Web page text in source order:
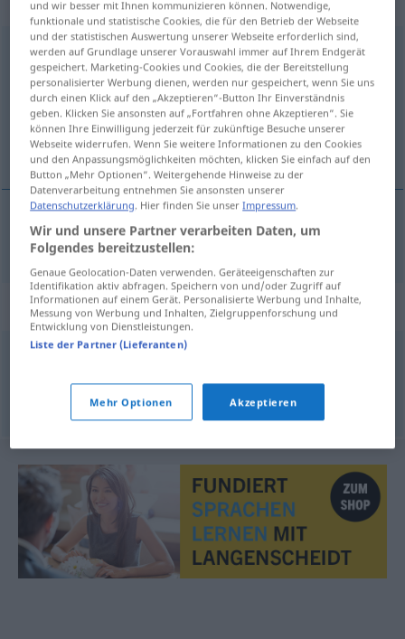
Haushaltsdefizitn
Übersicht aller Übersetzungen
(Für mehr Details die Übersetzung anklicken/antippen)
bütçe açığı
bütçeaçığı Haushaltsdefizit
Synonyme für "Haushaltsdefizit"
© OpenThesaurus.de
und wir besser mit Ihnen kommunizieren können. Notwendige,
funktionale und statistische Cookies, die für den Betrieb der Webseite
und der statistischen Auswertung unserer Webseite erforderlich sind,
werden auf Grundlage unserer Vorauswahl immer auf Ihrem Endgerät
gespeichert. Marketing-Cookies und Cookies, die der Bereitstellung
personalisierter Werbung dienen, werden nur gespeichert, wenn Sie uns
durch einen Klick auf den „Akzeptieren“-Button Ihr Einverständnis
geben. Klicken Sie ansonsten auf „Fortfahren ohne Akzeptieren“. Sie
können Ihre Einwilligung jederzeit für zukünftige Besuche unserer
Webseite widerrufen. Wenn Sie weitere Informationen zu den Cookies
und den Anpassungsmöglichkeiten möchten, klicken Sie einfach auf den
Button „Mehr Optionen“. Weitergehende Hinweise zu der
Datenverarbeitung entnehmen Sie ansonsten unserer
Datenschutzerklärung. Hier finden Sie unserImpressum.
Wir und unsere Partner verarbeiten Daten, um
Folgendes bereitzustellen:
Genaue Geolocation-Daten verwenden. Geräteeigenschaften zur
Identifikation aktiv abfragen. Speichern von und/oder Zugriff auf
Informationen auf einem Gerät. Personalisierte Werbung und Inhalte,
Messung von Werbung und Inhalten, Zielgruppenforschung und
Entwicklung von Dienstleistungen.
Liste der Partner (Lieferanten)
Mehr Optionen Akzeptieren